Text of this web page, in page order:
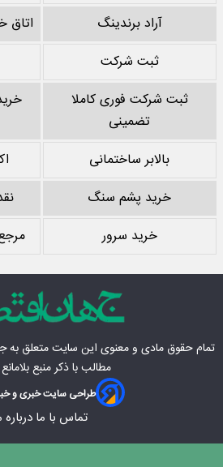
آراد برندینگ
اتاق
ثبت شرکت
ثبت شرکت فوری کاملا
تضمینی
بالابر ساختمانی
خرید پشم سنگ
خرید سرور
تمام حقوق مادی‌ و معنوی این سایت متعلق به
مطالب با ذکر منبع
طراحی سایت خبری و
تماس با مادرباره